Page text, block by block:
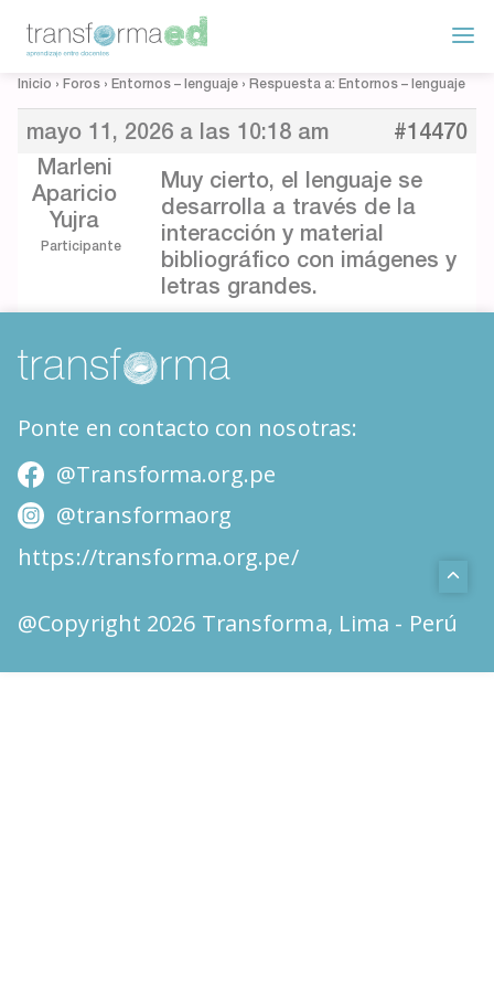
Inicio › Foros › Entornos – lenguaje › Respuesta a: Entornos – lenguaje
mayo 11, 2026 a las 10:18 am
#14470
Marleni
Aparicio
Yujra
Participante
Muy cierto, el lenguaje se
desarrolla a través de la
interacción y material
bibliográfico con imágenes y
letras grandes.
Ponte en contacto con nosotras:
@Transforma.org.pe
@transformaorg
https://transforma.org.pe/
@Copyright 2026 Transforma, Lima - Perú